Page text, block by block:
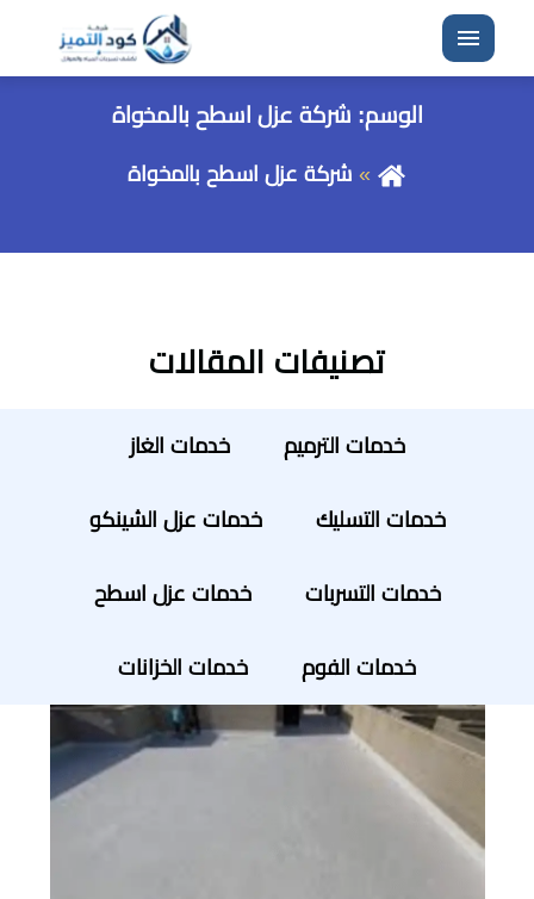
القائمة
الوسم: شركة عزل اسطح بالمخواة
شركة عزل اسطح بالمخواة
تصنيفات المقالات
خدمات الترميم خدمات الغاز
خدمات التسليك خدمات عزل الشينكو
خدمات التسربات خدمات عزل اسطح
خدمات الفوم خدمات الخزانات